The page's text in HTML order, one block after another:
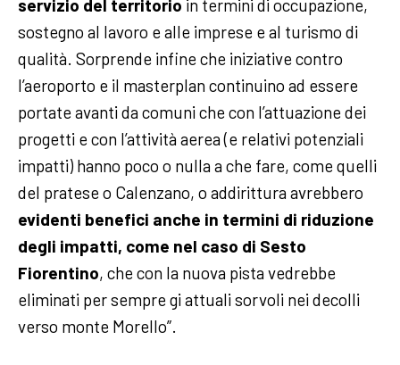
servizio del territorio in termini di occupazione,
sostegno al lavoro e alle imprese e al turismo di
qualità. Sorprende infine che iniziative contro
l’aeroporto e il masterplan continuino ad essere
portate avanti da comuni che con l’attuazione dei
progetti e con l’attività aerea (e relativi potenziali
impatti) hanno poco o nulla a che fare, come quelli
del pratese o Calenzano, o addirittura avrebbero
evidenti benefici anche in termini di riduzione
degli impatti, come nel caso di Sesto
Fiorentino, che con la nuova pista vedrebbe
eliminati per sempre gi attuali sorvoli nei decolli
verso monte Morello”.